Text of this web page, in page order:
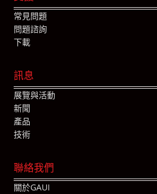
常見問題
問題諮詢
下載
訊息
展覽與活動
新聞
產品
技術
聯絡我們
關於GAUI